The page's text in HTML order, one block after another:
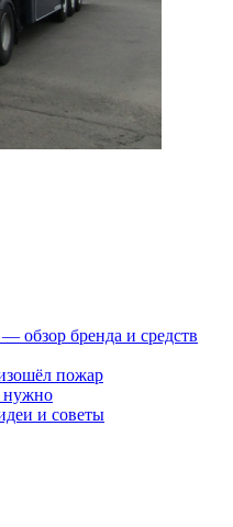
обзор бренда и средств
пожар
нужно
и советы